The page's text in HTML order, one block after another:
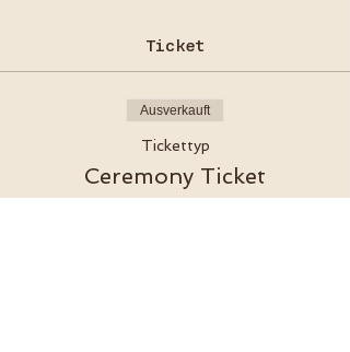
Ticket
Ausverkauft
Tickettyp
Ceremony Ticket